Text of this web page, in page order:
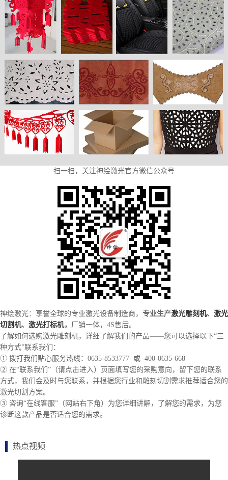
扫一扫，关注神绘激光官方微信公众号
神绘激光：享誉全球的专业激光设备制造商， 专业生产激光雕刻机、 激光
切割机、 激光打标机， 厂销一体，4S售后。
了解如何选购激光雕刻机，详细了解我们的产品——您可以选择以下“三
种方式”联系我们：
① 拨打我们贴心服务热线：0635-8533777 或 400-0635-668
② 在“联系我们”（请点击进入）页面填写您的采购意向，留下您的联系
方式，我们会及时与您联系，并根据您行业和雕刻切割需求推荐适合您的
激光切割方案。
③ 咨询“在线客服”（网站右下角）为您详细讲解，了解您的需求，为您
诊断这款产品是否适合您的需求。
热点视频